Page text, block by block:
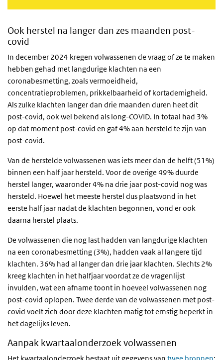
Ook herstel na langer dan zes maanden post-
covid
In december 2024 kregen volwassenen de vraag of ze te maken
hebben gehad met langdurige klachten na een
coronabesmetting, zoals vermoeidheid,
concentratieproblemen, prikkelbaarheid of kortademigheid.
Als zulke klachten langer dan drie maanden duren heet dit
post-covid, ook wel bekend als long-COVID. In totaal had 3%
op dat moment post-covid en gaf 4% aan hersteld te zijn van
post-covid.
Van de herstelde volwassenen was iets meer dan de helft (51%)
binnen een half jaar hersteld. Voor de overige 49% duurde
herstel langer, waaronder 4% na drie jaar post-covid nog was
hersteld. Hoewel het meeste herstel dus plaatsvond in het
eerste half jaar nadat de klachten begonnen, vond er ook
daarna herstel plaats.
De volwassenen die nog last hadden van langdurige klachten
na een coronabesmetting (3%), hadden vaak al langere tijd
klachten. 36% had al langer dan drie jaar klachten. Slechts 2%
kreeg klachten in het halfjaar voordat ze de vragenlijst
invulden, wat een afname toont in hoeveel volwassenen nog
post-covid oplopen. Twee derde van de volwassenen met post-
covid voelt zich door deze klachten matig tot ernstig beperkt in
het dagelijks leven.
Aanpak kwartaalonderzoek volwassenen